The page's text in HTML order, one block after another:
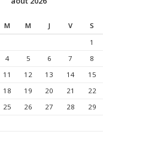
M M J V
S
1
4 5 6 7
8
11 12 13 14
15
18 19 20 21
22
25 26 27 28
29